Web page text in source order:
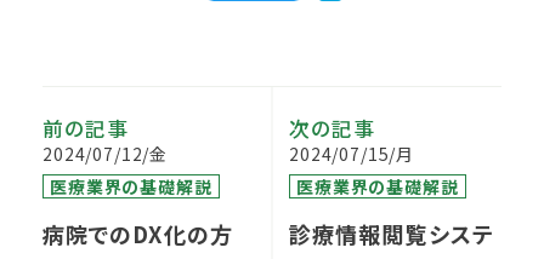
前の記事
2024/07/12/金
医療業界の基礎解説
病院でのDX化の方
次の記事
2024/07/15/月
医療業界の基礎解説
診療情報閲覧システ